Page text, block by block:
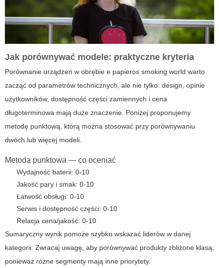
Jak porównywać modele: praktyczne kryteria
Porównanie urządzeń w obrębie e papieros smoking world warto
zacząć od parametrów technicznych, ale nie tylko: design, opinie
użytkowników, dostępność części zamiennych i cena
długoterminowa mają duże znaczenie. Poniżej proponujemy
metodę punktową, którą można stosować przy porównywaniu
dwóch lub więcej modeli.
Metoda punktowa — co oceniać
Wydajność baterii: 0-10
Jakość pary i smak: 0-10
Łatwość obsługi: 0-10
Serwis i dostępność części: 0-10
Relacja cena/jakość: 0-10
Sumaryczny wynik pomoże szybko wskazać liderów w danej
kategorii. Zwracaj uwagę, aby porównywać produkty zbliżone klasą,
ponieważ różne segmenty mają inne priorytety.